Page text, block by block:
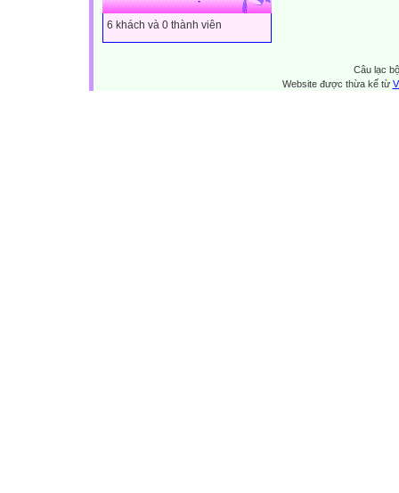
6 khách và 0 thành viên
Câu lạc
Website được thừa kế từ